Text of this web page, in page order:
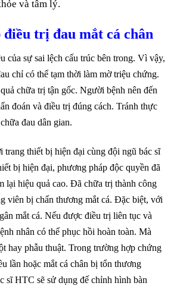
và tâm lý.
điều trị đau mắt cá chân
của sự sai lệch cấu trúc bên trong. Vì vậy,
chỉ có thể tạm thời làm mờ triệu chứng.
chữa trị tận gốc. Người bệnh nên đến
đoán và điều trị đúng cách. Tránh thực
đau dân gian.
thiết bị hiện đại cùng đội ngũ bác sĩ
bị hiện đại, phương pháp độc quyền đã
lại hiệu quả cao. Đã chữa trị thành công
viên bị chấn thương mắt cá. Đặc biệt, với
mắt cá. Nếu được điều trị liên tục và
nhân có thể phục hồi hoàn toàn. Mà
hay phẫu thuật. Trong trường hợp chứng
lần hoặc mắt cá chân bị tổn thương
sĩ HTC sẽ sử dụng đế chỉnh hình bàn